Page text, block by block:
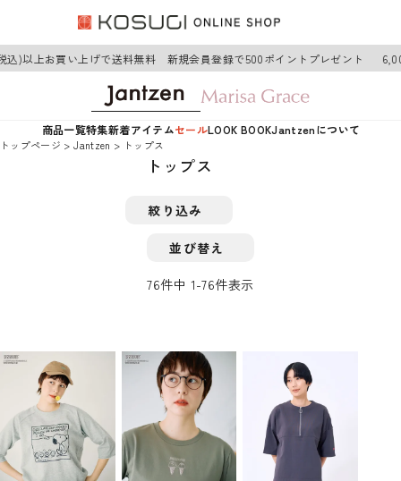
上お買い上げで送料無料 新規会員登録で500ポイントプレゼント 6,000円
商品一覧特集新着アイテムセールLOOK BOOKJantzenについて
トップページ Jantzen トップス
トップス
絞り込み
並び替え
76件中 1-76件表示